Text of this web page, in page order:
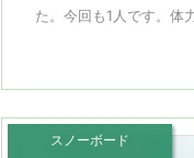
た。今回も1人です。体
スノーボード